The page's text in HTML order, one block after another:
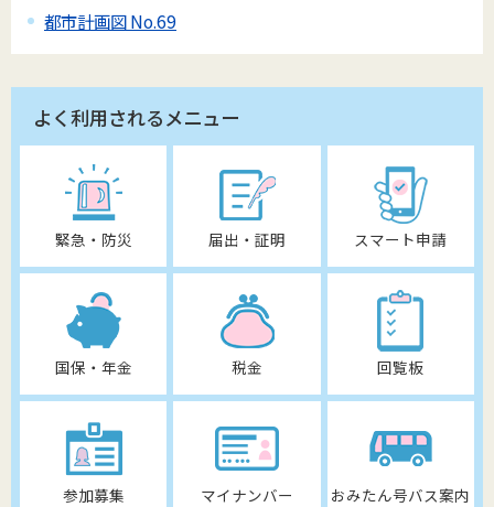
都市計画図 No.69
よく利用されるメニュー
緊急・防災 届出・証明 スマート申請
国保・年金 税金 回覧板
参加募集 マイナンバー おみたん号バス案内